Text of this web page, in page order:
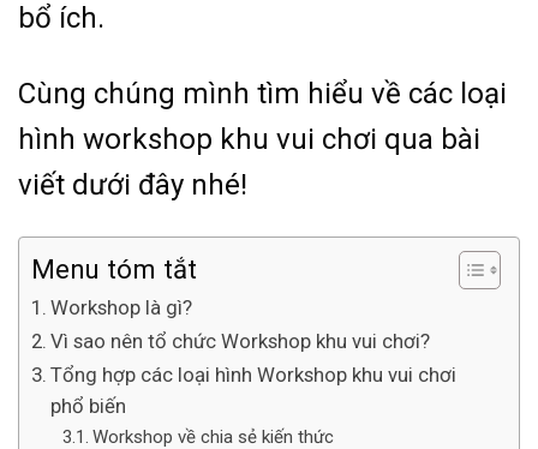
bổ ích.
Cùng chúng mình tìm hiểu về các loại
hình workshop khu vui chơi qua bài
viết dưới đây nhé!
Menu tóm tắt
Workshop là gì?
Vì sao nên tổ chức Workshop khu vui chơi?
Tổng hợp các loại hình Workshop khu vui chơi
phổ biến
Workshop về chia sẻ kiến thức